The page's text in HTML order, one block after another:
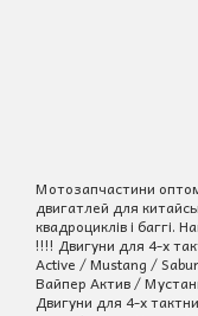
Мотозапчастини
двигатлей для
квадроциклів і баггі.
!!!! Двигуни для 4-х
Active / Mustang /
Вайпер Актив /
Двигуни для 4-х